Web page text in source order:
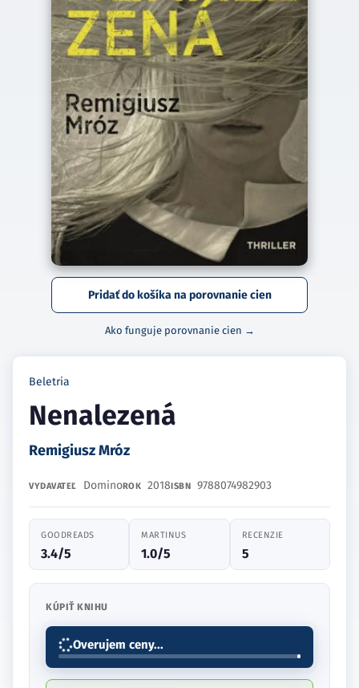
Pridať do košíka na porovnanie cien
Ako funguje porovnanie cien →
Beletria
Nenalezená
Remigiusz Mróz
VYDAVATEĽ DominoROK 2018ISBN 9788074982903
GOODREADS
3.4/5
MARTINUS
1.0/5
RECENZIE
5
KÚPIŤ KNIHU
Overujem ceny...